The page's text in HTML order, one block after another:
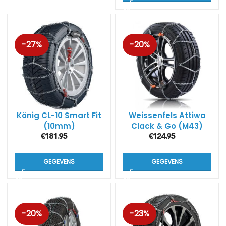
-27%
König CL-10 Smart Fit
(10mm)
€181.95
GEGEVENS
-20%
Weissenfels Attiwa
Clack & Go (M43)
€124.95
GEGEVENS
-20% -23%